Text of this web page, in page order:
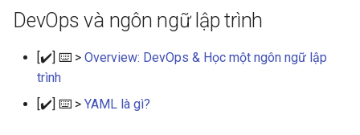
Ansible - English
CI/CD Pipelines
Giám sát, quản lý logs và trực
DevOps và ngôn ngữ lập trình
[✔️] ⌨️ > Overview: DevOps & Học một ngôn ngữ lập
trình
[✔️] ⌨️ > YAML là gì?